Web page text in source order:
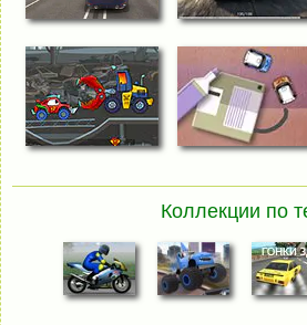
Коллекции по